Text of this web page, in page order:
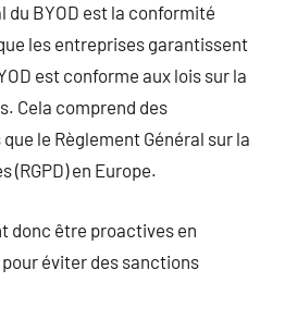
du BYOD est la conformité
les entreprises garantissent
est conforme aux lois sur la
Cela comprend des
le Règlement Général sur la
(RGPD) en Europe.
donc être proactives en
éviter des sanctions